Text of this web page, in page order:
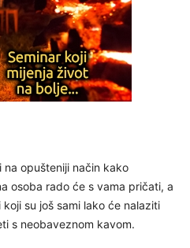
na opušteniji način kako
osoba rado će s vama pričati, a
su još sami lako će nalaziti
s neobaveznom kavom.